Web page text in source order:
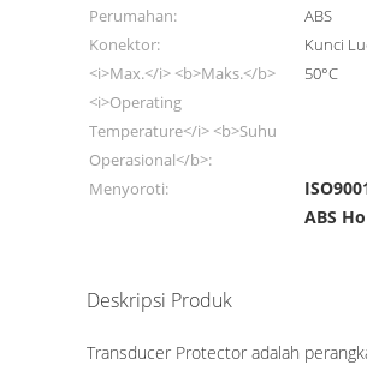
Perumahan:
ABS
Konektor:
Kunci
<i>Max.</i> <b>Maks.</b>
<i>Operating
Temperature</i> <b>Suhu
Operasional</b>:
50°C
Menyoroti:
ABS
Deskripsi Produk
Transducer Protector adalah